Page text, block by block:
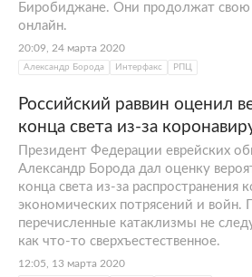
Биробиджане. Они продолжат
онлайн.
20:09, 24 марта 2020
Александр Борода Интерфакс РПЦ
Российский раввин оценил
конца света из-за
Президент Федерации еврейских
Александр Борода дал оценку
конца света из-за распространения
экономических потрясений и войн.
перечисленные катаклизмы не
как что-то сверхъестественное.
12:05, 13 марта 2020